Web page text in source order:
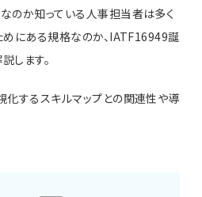
のか知っている人事担当者は多く
めにある規格なのか、IATF16949誕
します。
化するスキルマップとの関連性や導